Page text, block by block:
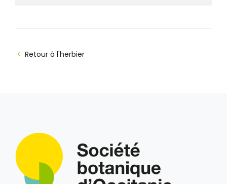
Retour à l'herbier